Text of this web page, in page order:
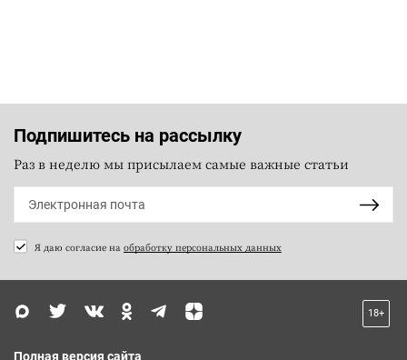
Подпишитесь на рассылку
Раз в неделю мы присылаем самые важные статьи
Я даю согласие на обработку персональных данных
18+
Полная версия сайта